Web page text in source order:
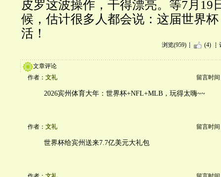
皮罗这波操作，干得漂亮。等7月19
候，估计很多人都会说：这届世界
活！
浏览(959) (4)
文章评论
作者： 文礼 留言时间
2026宾州体育大年：世界杯+NFL+MLB，玩得太嗨~~
作者： 文礼 留言时间
世界杯给宾州送来7.7亿美元大礼包